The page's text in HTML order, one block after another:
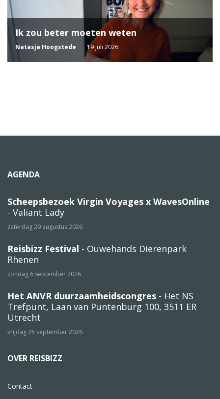
Ik zou beter moeten weten
Natasja Hoogstede 19 juli 2026
AGENDA
Scheepsbezoek Virgin Voyages x WavesOnline
- Valiant Lady
zaterdag 29 augustus 2026
Reisbizz Festival - Ouwehands Dierenpark
Rhenen
zondag 6 september 2026
Het ANVR duurzaamheidscongres - Het NS
Trefpunt, Laan van Puntenburg 100, 3511 ER
Utrecht
vrijdag 25 september 2026
OVER REISBIZZ
Contact